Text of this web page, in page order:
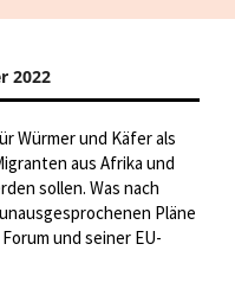
2022
Würmer und Käfer als
aus Afrika und
sollen. Was nach
Pläne
und seiner EU-